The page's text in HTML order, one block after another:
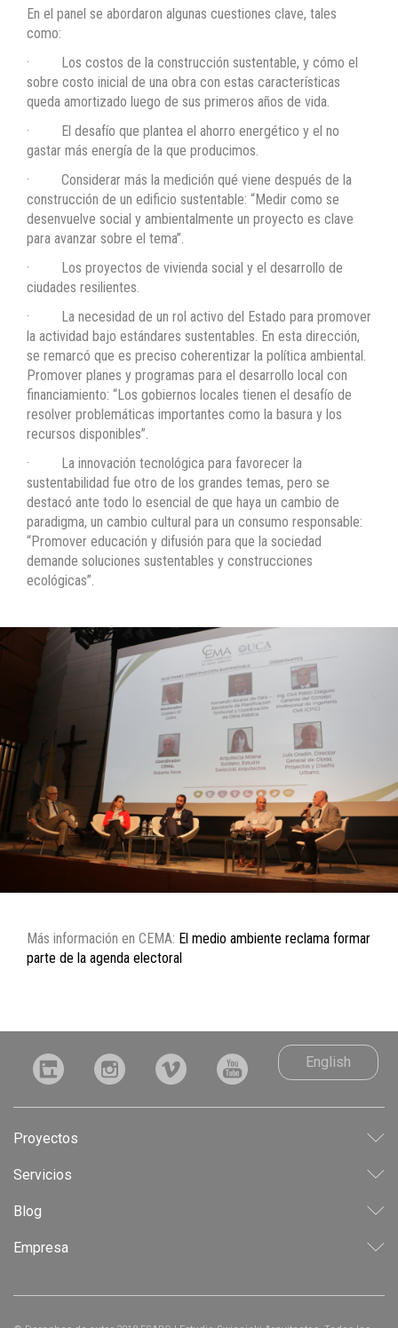
En el panel se abordaron algunas cuestiones clave, tales
como:
· Los costos de la construcción sustentable, y cómo el
sobre costo inicial de una obra con estas características
queda amortizado luego de sus primeros años de vida.
· El desafío que plantea el ahorro energético y el no
gastar más energía de la que producimos.
· Considerar más la medición qué viene después de la
construcción de un edificio sustentable: “Medir como se
desenvuelve social y ambientalmente un proyecto es clave
para avanzar sobre el tema”.
· Los proyectos de vivienda social y el desarrollo de
ciudades resilientes.
· La necesidad de un rol activo del Estado para promover
la actividad bajo estándares sustentables. En esta dirección,
se remarcó que es preciso coherentizar la política ambiental.
Promover planes y programas para el desarrollo local con
financiamiento: “Los gobiernos locales tienen el desafío de
resolver problemáticas importantes como la basura y los
recursos disponibles”.
· La innovación tecnológica para favorecer la
sustentabilidad fue otro de los grandes temas, pero se
destacó ante todo lo esencial de que haya un cambio de
paradigma, un cambio cultural para un consumo responsable:
“Promover educación y difusión para que la sociedad
demande soluciones sustentables y construcciones
ecológicas”.
Más información en CEMA: El medio ambiente reclama formar
parte de la agenda electoral
English
Proyectos
LEED
CORPORATIVO
RESIDENCIAL
Servicios
CONSULTORÍA
PROYECTO
Blog
Empresa